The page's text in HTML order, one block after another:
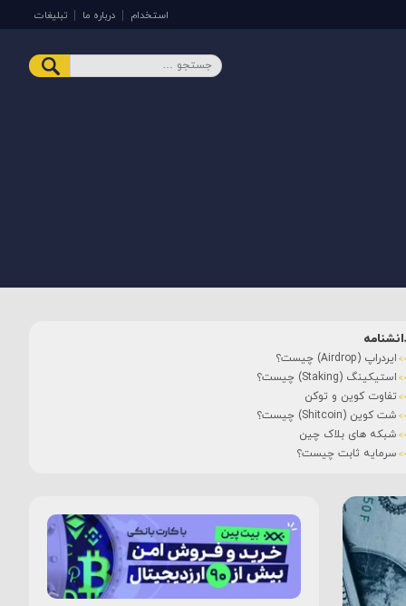
استخدام درباره ما تبلیغات
ایردراپ (Airdrop) چیست؟
استیکینگ (Staking) چیست؟
تفاوت کوین و توکن
شت کوین (Shitcoin) چیست؟
شبکه های بلاک چین
سرمایه ثابت چیست؟